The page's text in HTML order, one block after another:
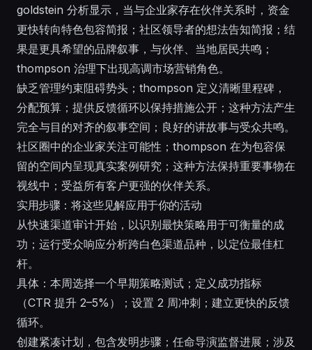
goldstein 分析显示，当与企业家存在伙伴关系时，资金
更快转向特色包容简报；社区领导者的想法告知简报；结
果是更具希望的品牌叙事，与伙伴、当地居民共鸣；
thompson 治理下出现高调市场营销角色。
缺乏管理约束阻碍势头；thompson 定义清晰里程碑，
分配预算；提供反馈循环以保持措施公开；这种方法产生
完全与目的对齐的叙事空间；良好的讲故事与受众共鸣。
社区圈中的企业家关注可能性；thompson 在为包容保
留的空间内呈现真实案例研究；这种方法保持重要事物在
视线中；受益所有客户更强的伙伴关系。
实用步骤：将这些见解应用于你的活动
从快速渠道审计开始，以识别最快策略用于可衡量的成
功；运行受众响应分析跨白色渠道品种，以定位最佳杠
杆。
具体：本周选择一个早期策略测试；定义成功指标
（CTR 提升 2–5%）；设置 2 周冲刺；建立更快的反馈
循环。
创建紧凑计划，包含发明步骤；任命导演监督进展；涉及